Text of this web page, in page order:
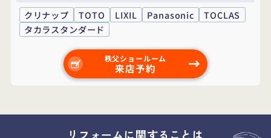
クリナップ TOTO LIXIL Panasonic
TOCLAS
タカラスタンダード
秩父ショールーム
来店予約
リフォームに関することは